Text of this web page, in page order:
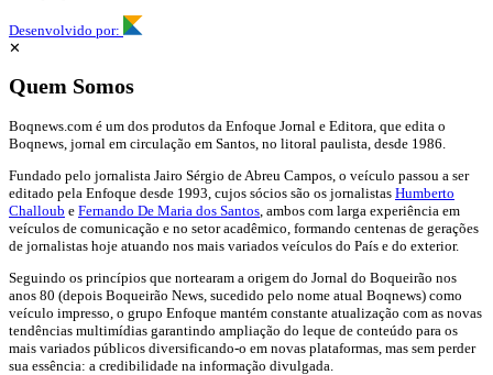
Desenvolvido por:
✕
Quem Somos
Boqnews.com é um dos produtos da Enfoque Jornal e Editora, que edita o
Boqnews, jornal em circulação em Santos, no litoral paulista, desde 1986.
Fundado pelo jornalista Jairo Sérgio de Abreu Campos, o veículo passou a ser
editado pela Enfoque desde 1993, cujos sócios são os jornalistas Humberto
Challoub e Fernando De Maria dos Santos , ambos com larga experiência em
veículos de comunicação e no setor acadêmico, formando centenas de gerações
de jornalistas hoje atuando nos mais variados veículos do País e do exterior.
Seguindo os princípios que nortearam a origem do Jornal do Boqueirão nos
anos 80 (depois Boqueirão News, sucedido pelo nome atual Boqnews) como
veículo impresso, o grupo Enfoque mantém constante atualização com as novas
tendências multimídias garantindo ampliação do leque de conteúdo para os
mais variados públicos diversificando-o em novas plataformas, mas sem perder
sua essência: a credibilidade na informação divulgada.